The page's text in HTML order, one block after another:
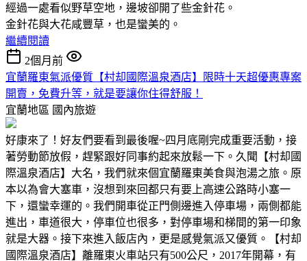
經過一處看似野草空地，邊坡卻開了些金針花。
金針花與大花咸豐草，也是蠻美的。
繼續閱讀
2個月前
宜蘭羅東氣派優質【村却國際溫泉酒店】限時十天超優惠專案
開賣，免費升等，就是要讓你住得舒服！
宜蘭地區 國內旅遊
好康來了！好友們要看到最後喔~四月底剛完成重要活動，接
著勞動節放假，趕緊跟好同事約起來放鬆一下。久聞【村却國
際溫泉酒店】大名，我們就來個宜蘭羅東美食與泡湯之旅。原
本以為會大塞車，沒想到來回都只有要上高速公路時小塞一
下，還蠻幸運的。我們開車從正門側邊進入停車場，兩側都能
進出，車道很大，停車位也很多，對停車場和梯間的第一印象
就是大器。接下來進入飯店內，更是感覺氣派又優質。【村却
國際溫泉酒店】離羅東火車站只有500公尺，2017年開幕，有